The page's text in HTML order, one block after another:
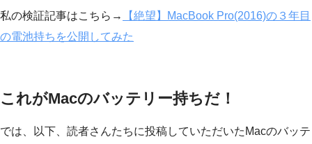
私の検証記事はこちら→
【絶望】MacBook Pro(2016)の３年目
の電池持ちを公開してみた
これがMacのバッテリー持ちだ！
では、以下、読者さんたちに投稿していただいたMacのバッテ